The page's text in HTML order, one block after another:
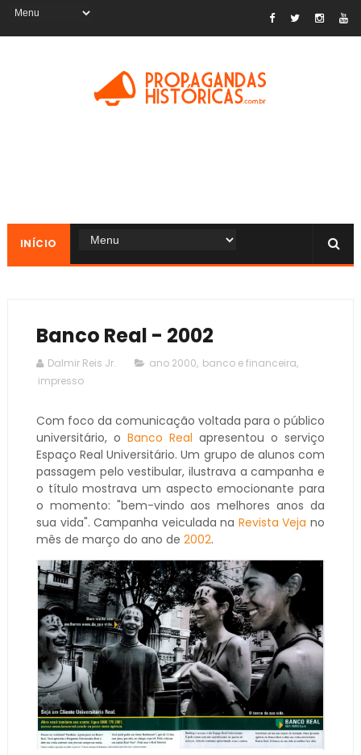
INÍCIO
Banco Real - 2002
Dalmir Reis Jr. ano 2000, banco e financeira,
impresso
Com foco da comunicação voltada para o público
universitário, o Banco Real apresentou o serviço
Espaço Real Universitário. Um grupo de alunos com
passagem pelo vestibular, ilustrava a campanha e
o título mostrava um aspecto emocionante para
o momento: "bem-vindo aos melhores anos da
sua vida". Campanha veiculada na Revista Veja no
mês de março do ano de 2002.